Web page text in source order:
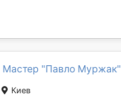
Мастер "Павло Муржак"
Киев